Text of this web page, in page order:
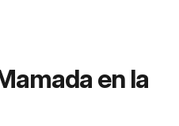
en la